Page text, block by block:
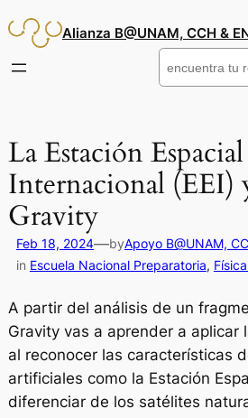
al
Alianza B@UNAM, CCH &
Buscar
La Estación Espacial
Internacional (EEI)
Gravity
Feb 18, 2024—byApoyo B@UNAM,
in Escuela Nacional Preparatoria,
A partir del análisis de un
Gravity vas a aprender a aplicar
al reconocer las características
artificiales como la Estación
diferenciar de los satélites